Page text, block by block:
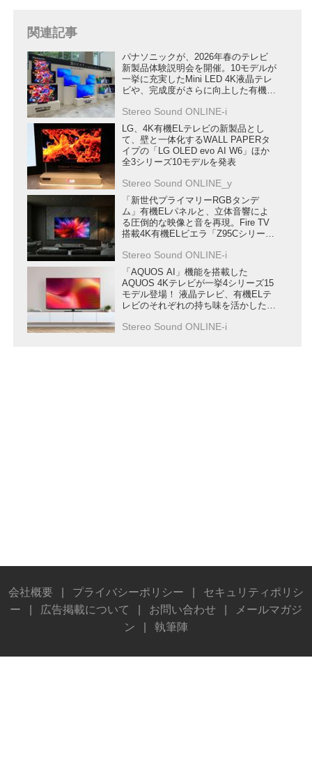
関連記事
パナソニックが、2026年春のテレビ
新製品体験説明会を開催。10モデルが
一挙に充実したMini LED 4K液晶テレ
ビや、完成度がさらに向上した有機
Stereo Sound ONLINE-i
LG、4K有機ELテレビの新製品とし
て、壁と一体化するWALL PAPERタ
イプの「LG OLED evo AI W6」ほか
全3シリーズ10モデルを発表
Stereo Sound ONLINE_y
「新世代プライマリーRGBタンデ
ム」有機ELパネルと、立体音響によ
る圧倒的な映像と音を再現。Fire TV
搭載4K有機ELビエラ「Z95Cシリー
Stereo Sound ONLINE-i
「AQUOS AI」機能を搭載した
AQUOS 4Kテレビが一挙4シリーズ15
モデル登場！ 液晶テレビ、有機ELテ
レビのそれぞれの持ち味を活かした
Stereo Sound ONLINE-i
会社概要 プライバシーポリシー
セキュリティポリシ
ー
広告掲載について お問い合わせ
メールマガジ
ン
執筆陣